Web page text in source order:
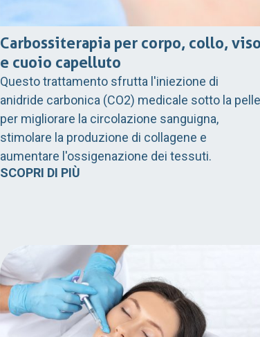
Carbossiterapia per corpo, collo, viso
e cuoio capelluto
Questo trattamento sfrutta l'iniezione di
anidride carbonica (CO2) medicale sotto la pelle
per migliorare la circolazione sanguigna,
stimolare la produzione di collagene e
aumentare l'ossigenazione dei tessuti.
SCOPRI DI PIÙ